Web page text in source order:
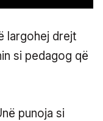
largohej drejt
si pedagog që
punoja si